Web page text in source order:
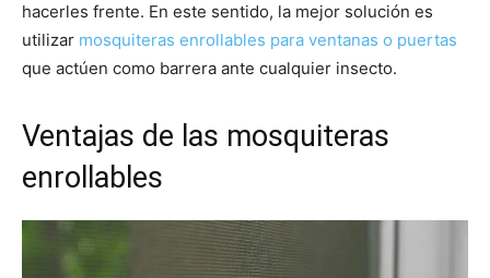
hacerles frente. En este sentido, la mejor solución es
utilizar mosquiteras enrollables para ventanas o puertas
que actúen como barrera ante cualquier insecto.
Ventajas de las mosquiteras
enrollables